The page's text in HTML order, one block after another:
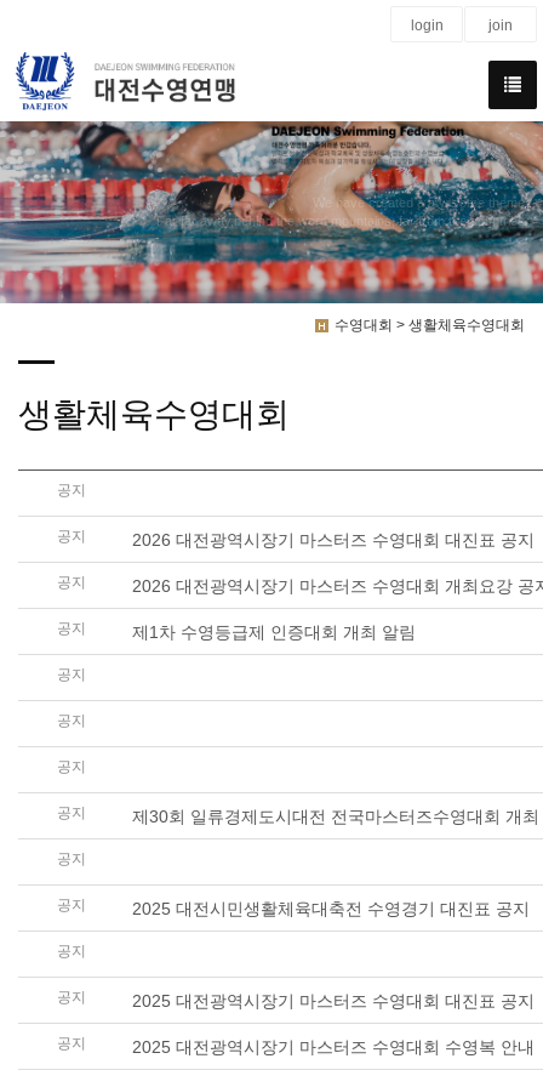
login join
We have created a awesome theme
Far far away,behind the word mountains, far from the countries
수영대회 > 생활체육수영대회
생활체육수영대회
공지
공지 2026 대전광역시장기 마스터즈 수영대회 대진표 공지
공지 2026 대전광역시장기 마스터즈 수영대회 개최요강 공
공지 제1차 수영등급제 인증대회 개최 알림
공지
공지
공지
공지 제30회 일류경제도시대전 전국마스터즈수영대회 개최
공지
공지 2025 대전시민생활체육대축전 수영경기 대진표 공지
공지
공지 2025 대전광역시장기 마스터즈 수영대회 대진표 공지
공지 2025 대전광역시장기 마스터즈 수영대회 수영복 안내